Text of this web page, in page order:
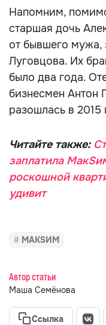
Напомним,
старшая дочь
от бывшего мужа,
Луговцова. Их
было два года.
бизнесмен Антон
разошлась в 2015
Читайте также:
заплатила
роскошной
удивит
МАКSИМ
Автор статьи
Маша Семёнова
Ссылка